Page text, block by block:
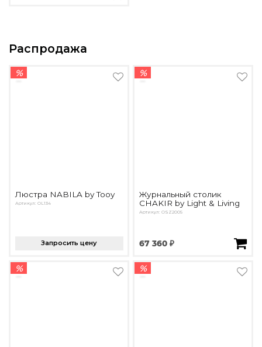
Распродажа
%
Люстра NABILA by Tooy
Артикул: OL134
Запросить цену
%
Журнальный столик
CHAKIR by Light & Living
Артикул: OSZ2005
67 360 ₽
% %